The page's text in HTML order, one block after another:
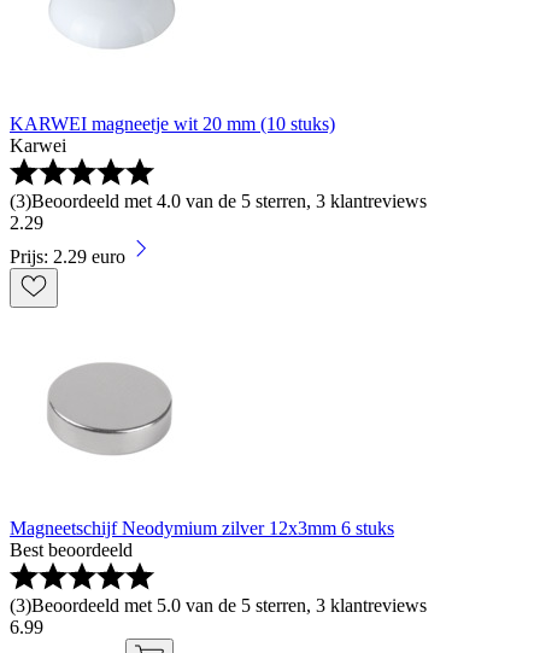
KARWEI magneetje wit 20 mm (10 stuks)
Karwei
(3)Beoordeeld met 4.0 van de 5 sterren, 3 klantreviews
2.29
Prijs: 2.29 euro
Magneetschijf Neodymium zilver 12x3mm 6 stuks
Best beoordeeld
(3)Beoordeeld met 5.0 van de 5 sterren, 3 klantreviews
6.99